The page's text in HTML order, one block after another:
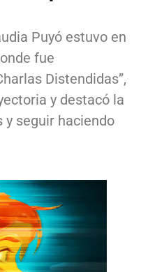
Puyó estuvo en
fue
Distendidas”,
y destacó la
y seguir haciendo